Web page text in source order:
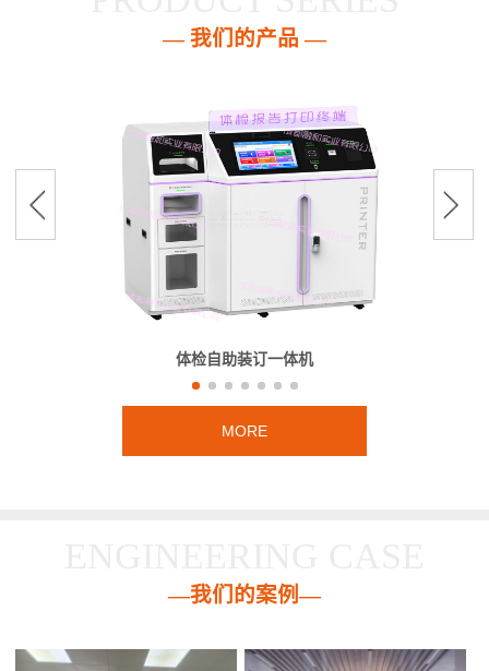
— 我们的产品 —
体检自助装订一体机
MORE
—我们的案例—